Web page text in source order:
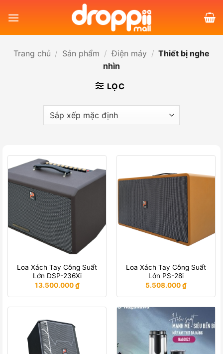
qua
Trang chủ / Sản phẩm / Điện máy / Thiết bị nghe
nhìn
LỌC
Loa Xách Tay Công Suất
Lớn DSP-236Xi
13.500.000₫
Loa Xách Tay Công Suất
Lớn PS-28i
5.508.000₫